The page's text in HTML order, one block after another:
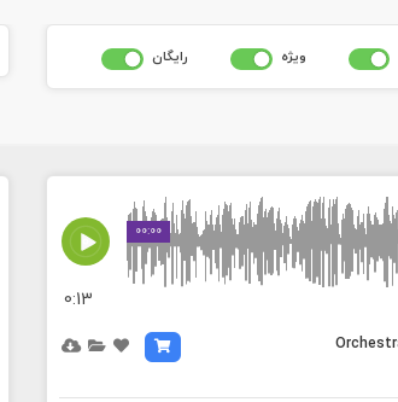
ويژه رايگان
00:00
MEDIA_ELEMENT_ERROR:
0:13